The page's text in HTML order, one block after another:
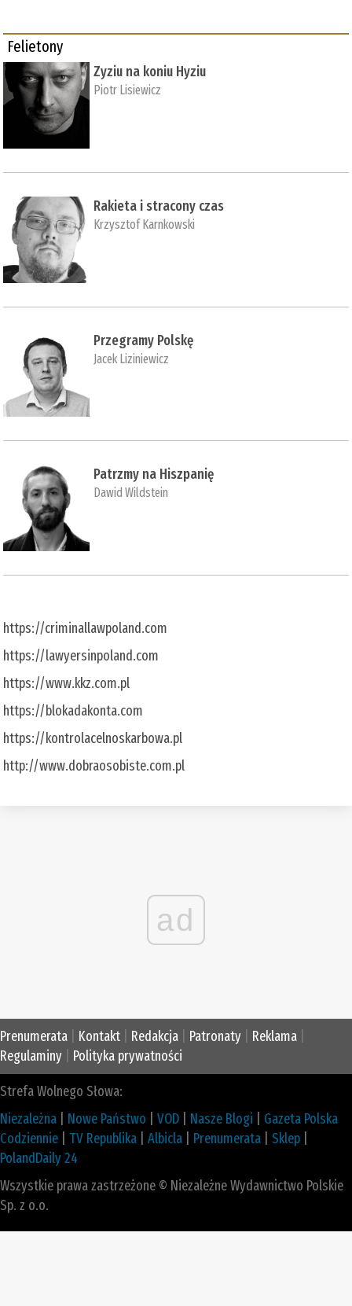
Felietony
Zyziu na koniu Hyziu
Piotr Lisiewicz
Rakieta i stracony czas
Krzysztof Karnkowski
Przegramy Polskę
Jacek Liziniewicz
Patrzmy na Hiszpanię
Dawid Wildstein
https://criminallawpoland.com
https://lawyersinpoland.com
https://www.kkz.com.pl
https://blokadakonta.com
https://kontrolacelnoskarbowa.pl
http://www.dobraosobiste.com.pl
ad
Prenumerata Kontakt Redakcja Patronaty Reklama
Regulaminy
Polityka prywatności
Strefa Wolnego Słowa:
Niezależna
Nowe Państwo VOD Nasze Blogi
Gazeta Polska
Codziennie
TV Republika Albicla Prenumerata Sklep
PolandDaily 24
Wszystkie prawa zastrzeżone © Niezależne Wydawnictwo Polskie
Sp. z o.o.